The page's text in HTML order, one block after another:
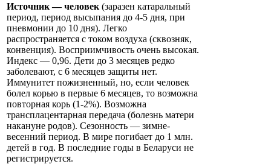
Источник — человек (заразен катаральный
период, период высыпания до 4-5 дня, при
пневмонии до 10 дня). Легко
распространяется с током воздуха (сквозняк,
конвенция). Восприимчивость очень высокая.
Индекс — 0,96. Дети до 3 месяцев редко
заболевают, с 6 месяцев защиты нет.
Иммунитет пожизненный, но, если человек
болел корью в первые 6 месяцев, то возможна
повторная корь (1-2%). Возможна
трансплацентарная передача (болезнь матери
накануне родов). Сезонность — зимне-
весенний период. В мире погибает до 1 млн.
детей в год. В последние годы в Беларуси не
регистрируется.